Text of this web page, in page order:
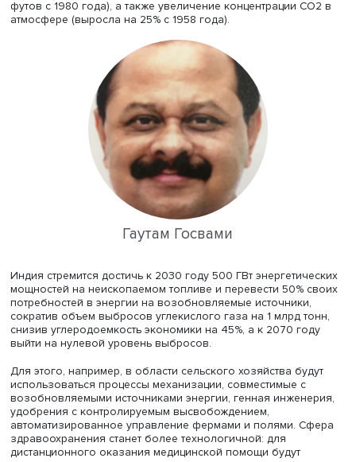
«Мы будем укреплять ключевые области науки и
развития страны», — подчеркнул Юань Лайк.
Гаутам Госвами из Совета по технологической
прогнозированию и оценке Министерства науки и
Индии рассказал о вызовах, связанных с изменением
климата. Среди основных проблем в этой сфере он
повышение глобальных температур, повышение
(с 1,7 мм в год на протяжении большей части XX века
мм в год с 1993 года), таяние ледников (средняя
хорошо изученных ледников уменьшилась более чем
футов с 1980 года), а также увеличение концентрации
атмосфере (выросла на 25% с 1958 года).